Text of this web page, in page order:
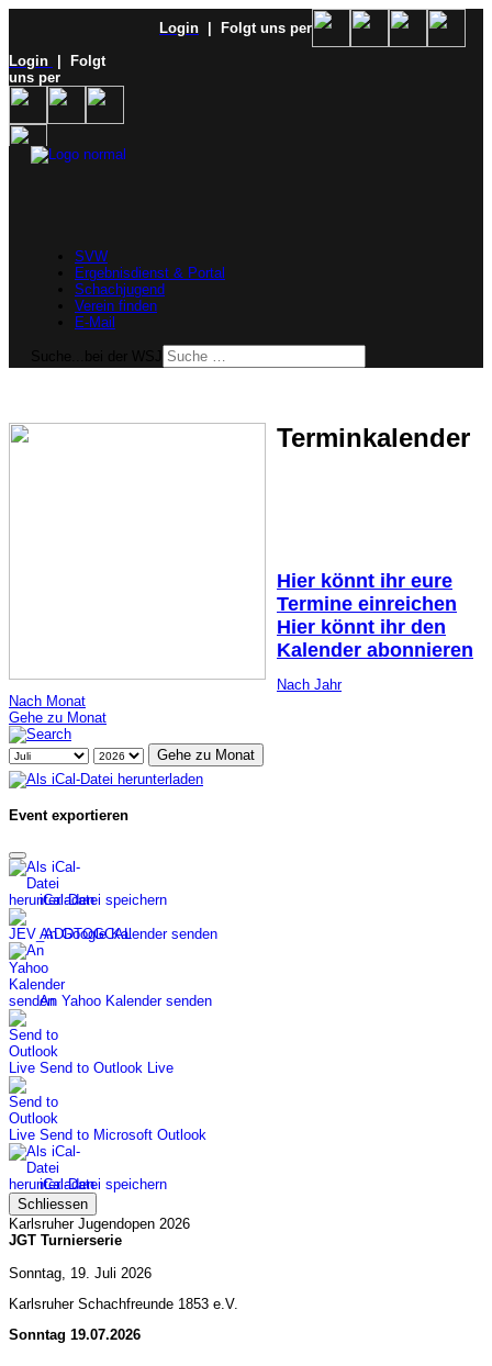
Login
| Folgt uns per
Login
| Folgt
uns per
SVW
Ergebnisdienst & Portal
Schachjugend
Verein finden
E-Mail
Terminkalender
Hier könnt ihr eure
Termine einreichen
Hier könnt ihr den
Kalender abonnieren
Nach Jahr
Nach Monat
Gehe zu Monat
Gehe zu Monat
Event exportieren
iCal-Datei speichern
An Google Kalender senden
An Yahoo Kalender senden
Send to Outlook Live
Send to Microsoft Outlook
iCal-Datei speichern
Schliessen
Karlsruher Jugendopen 2026
JGT Turnierserie
Sonntag, 19. Juli 2026
Karlsruher Schachfreunde 1853 e.V.
Sonntag 19.07.2026